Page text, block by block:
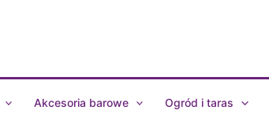
Akcesoria barowe Ogród i taras